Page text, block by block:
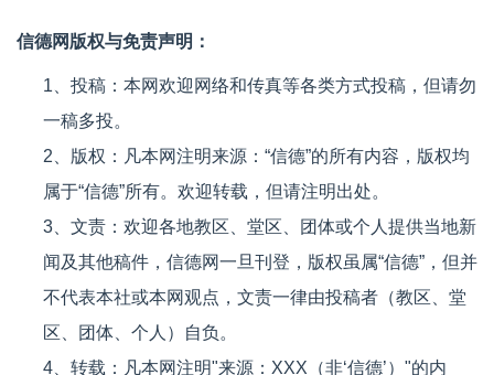
信德网版权与免责声明：
1、投稿：本网欢迎网络和传真等各类方式投稿，但请勿
一稿多投。
2、版权：凡本网注明来源：“信德”的所有内容，版权均
属于“信德”所有。欢迎转载，但请注明出处。
3、文责：欢迎各地教区、堂区、团体或个人提供当地新
闻及其他稿件，信德网一旦刊登，版权虽属“信德”，但并
不代表本社或本网观点，文责一律由投稿者（教区、堂
区、团体、个人）自负。
4、转载：凡本网注明"来源：XXX（非‘信德’）"的内